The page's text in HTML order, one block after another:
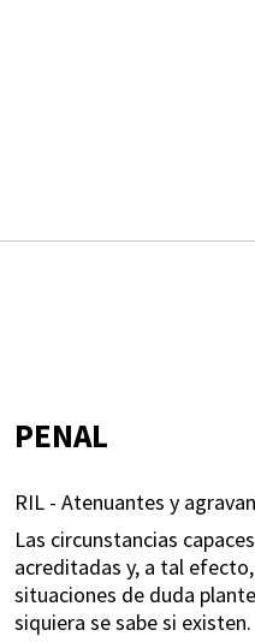
PENAL
RIL - Atenuantes y
Las circunstancias
acreditadas y, a tal
situaciones de duda
siquiera se sabe si existen.